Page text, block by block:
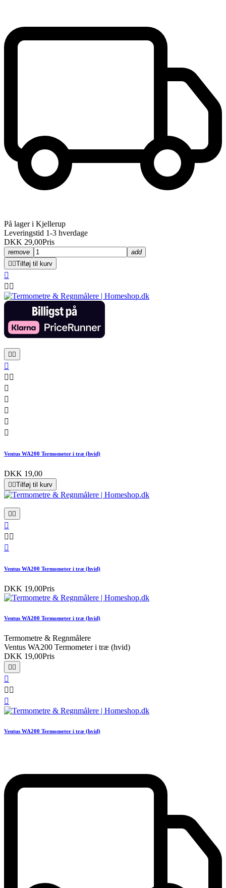
På lager i Kjellerup
Leveringstid 1-3 hverdage
DKK 29,00Pris
remove
add
 Tilføj til kurv

 
 

 





Ventus WA200 Termometer i træ (hvid)
DKK 19,00
 Tilføj til kurv
 

 

Ventus WA200 Termometer i træ (hvid)
DKK 19,00Pris
Ventus WA200 Termometer i træ (hvid)
Termometre & Regnmålere
Ventus WA200 Termometer i træ (hvid)
DKK 19,00Pris
 

 

Ventus WA200 Termometer i træ (hvid)